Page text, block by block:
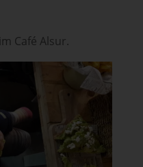
Café Alsur.